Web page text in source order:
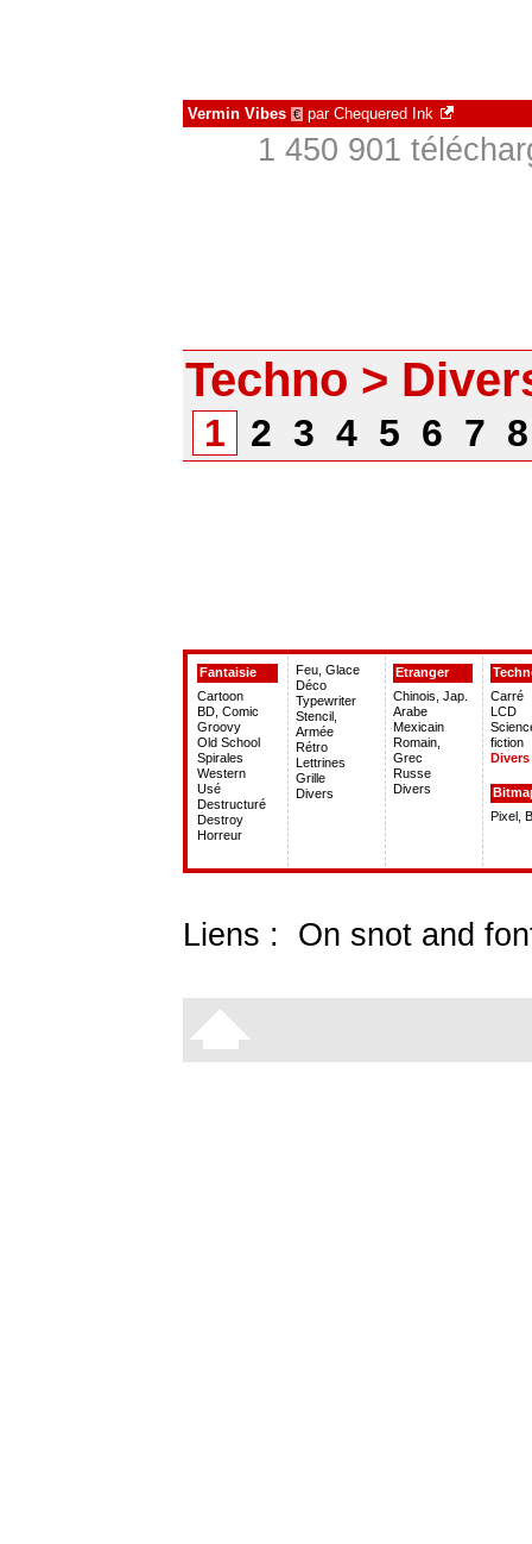
Vermin Vibes € par Chequered Ink
1 450 901
Techno >
1 2 3 4 5 6 7
Fantaisie
Cartoon
BD, Comic
Groovy
Old School
Spirales
Western
Usé
Destructuré
Destroy
Horreur
Feu, Glace
Déco
Typewriter
Stencil,
Armée
Rétro
Lettrines
Grille
Divers
Etranger
Chinois, Jap.
Arabe
Mexicain
Romain,
Grec
Russe
Divers
Carré
LCD
fiction
Divers
Pixel,
Liens : On snot and